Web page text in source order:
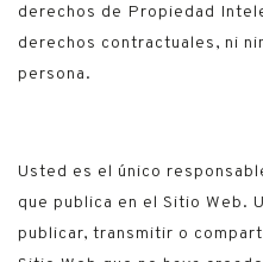
derechos de Propiedad
derechos contractuales, ni
persona.
Usted es el único
que publica en el Sitio Web.
publicar, transmitir o